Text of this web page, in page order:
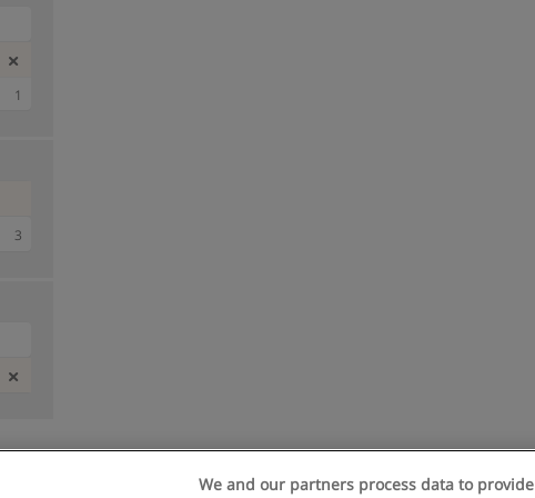
1
3
We and our partners process data to